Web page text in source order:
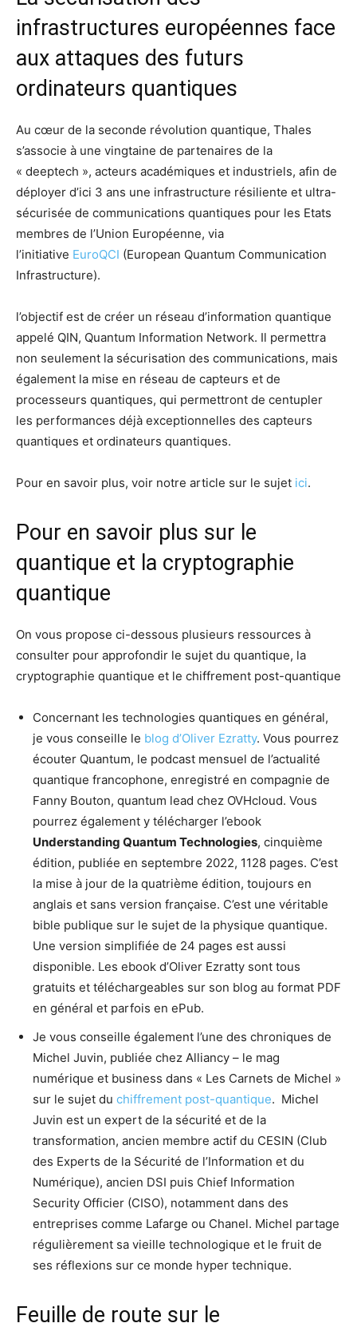
infrastructures européennes face
aux attaques des futurs
ordinateurs quantiques
Au cœur de la seconde révolution quantique, Thales
s’associe à une vingtaine de partenaires de la
« deeptech », acteurs académiques et industriels, afin de
déployer d’ici 3 ans une infrastructure résiliente et ultra-
sécurisée de communications quantiques pour les Etats
membres de l’Union Européenne, via
l’initiative EuroQCI (European Quantum Communication
Infrastructure).
l’objectif est de créer un réseau d’information quantique
appelé QIN, Quantum Information Network. Il permettra
non seulement la sécurisation des communications, mais
également la mise en réseau de capteurs et de
processeurs quantiques, qui permettront de centupler
les performances déjà exceptionnelles des capteurs
quantiques et ordinateurs quantiques.
Pour en savoir plus, voir notre article sur le sujet ici.
Pour en savoir plus sur le
quantique et la cryptographie
quantique
On vous propose ci-dessous plusieurs ressources à
consulter pour approfondir le sujet du quantique, la
cryptographie quantique et le chiffrement post-quantique
Concernant les technologies quantiques en général,
je vous conseille le blog d’Oliver Ezratty. Vous pourrez
écouter Quantum, le podcast mensuel de l’actualité
quantique francophone, enregistré en compagnie de
Fanny Bouton, quantum lead chez OVHcloud. Vous
pourrez également y télécharger l’ebook
Understanding Quantum Technologies, cinquième
édition, publiée en septembre 2022, 1128 pages. C’est
la mise à jour de la quatrième édition, toujours en
anglais et sans version française. C’est une véritable
bible publique sur le sujet de la physique quantique.
Une version simplifiée de 24 pages est aussi
disponible. Les ebook d’Oliver Ezratty sont tous
gratuits et téléchargeables sur son blog au format PDF
en général et parfois en ePub.
Je vous conseille également l’une des chroniques de
Michel Juvin, publiée chez Alliancy – le mag
numérique et business dans « Les Carnets de Michel »
sur le sujet du chiffrement post-quantique. Michel
Juvin est un expert de la sécurité et de la
transformation, ancien membre actif du CESIN (Club
des Experts de la Sécurité de l’Information et du
Numérique), ancien DSI puis Chief Information
Security Officier (CISO), notamment dans des
entreprises comme Lafarge ou Chanel. Michel partage
régulièrement sa vieille technologique et le fruit de
ses réflexions sur ce monde hyper technique.
Feuille de route sur le